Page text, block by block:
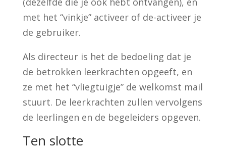
met het “vinkje” activeer of de-activeer je
de gebruiker.
Als directeur is het de bedoeling dat je
de betrokken leerkrachten opgeeft, en
ze met het “vliegtuigje” de welkomst mail
stuurt. De leerkrachten zullen vervolgens
de leerlingen en de begeleiders opgeven.
Ten slotte